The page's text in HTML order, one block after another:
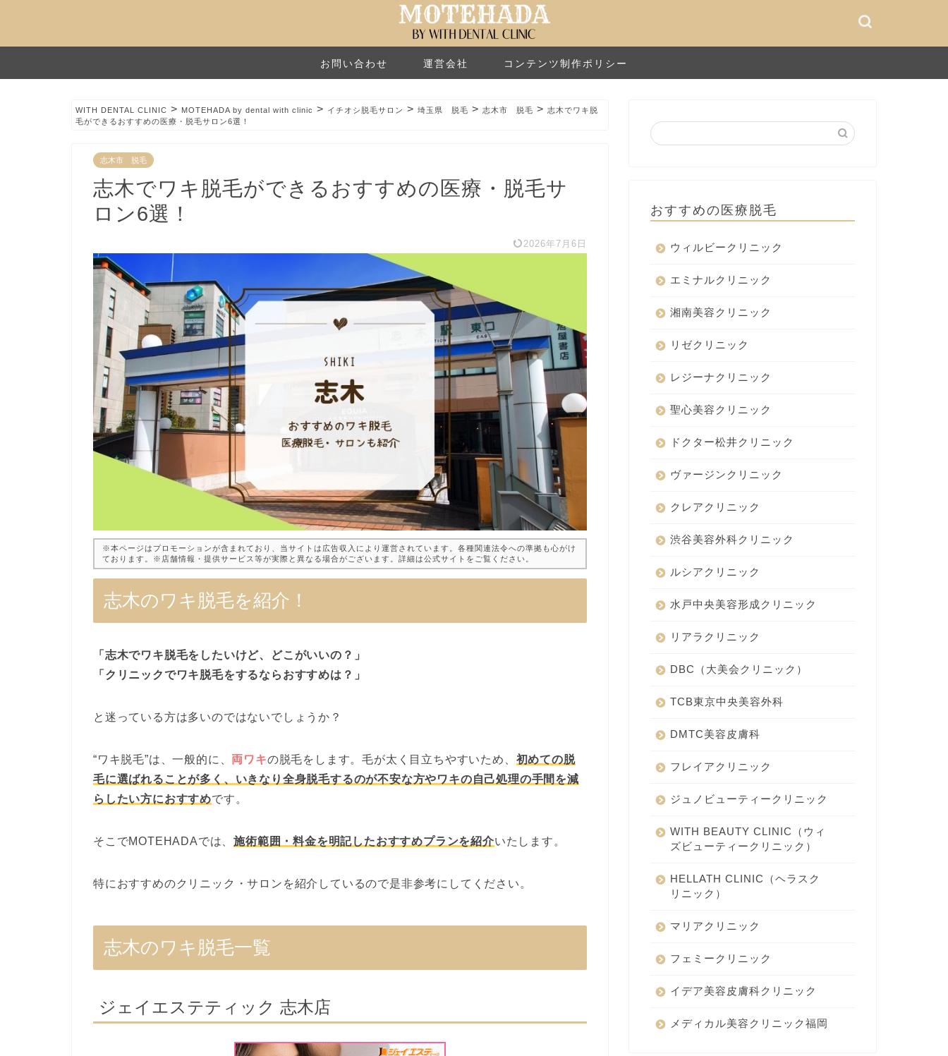
お問い合わせ 運営会社 コンテンツ制作ポリシー
WITH DENTAL CLINIC > MOTEHADA by dental with clinic > イチオシ脱毛サロン > 埼玉県 脱毛 > 志木市 脱毛 > 志木でワキ脱
毛ができるおすすめの医療・脱毛サロン6選！
志木市 脱毛
志木でワキ脱毛ができるおすすめの医療・脱毛サ
ロン6選！
2026年7月6日
※本ページはプロモーションが含まれており、当サイトは広告収入により運営されています。各種関連法令への準拠も心がけ
ております。※店舗情報・提供サービス等が実際と異なる場合がございます。詳細は公式サイトをご覧ください。
志木のワキ脱毛を紹介！
「志木でワキ脱毛をしたいけど、どこがいいの？」
「クリニックでワキ脱毛をするならおすすめは？」
と迷っている方は多いのではないでしょうか？
“ワキ脱毛”は、一般的に、 両ワキの脱毛をします。毛が太く目立ちやすいため、 初めての脱
毛に選ばれることが多く、いきなり全身脱毛するのが不安な方やワキの自己処理の手間を減
らしたい方におすすめです。
そこでMOTEHADAでは、施術範囲・料金を明記したおすすめプランを紹介いたします。
特におすすめのクリニック・サロンを紹介しているので是非参考にしてください。
志木のワキ脱毛一覧
ジェイエステティック 志木店
おすすめの医療脱毛
ウィルビークリニック
エミナルクリニック
湘南美容クリニック
リゼクリニック
レジーナクリニック
聖心美容クリニック
ドクター松井クリニック
ヴァージンクリニック
クレアクリニック
渋谷美容外科クリニック
ルシアクリニック
水戸中央美容形成クリニック
リアラクリニック
DBC（大美会クリニック）
TCB東京中央美容外科
DMTC美容皮膚科
フレイアクリニック
ジュノビューティークリニック
WITH BEAUTY CLINIC（ウィ
ズビューティークリニック）
HELLATH CLINIC（ヘラスク
リニック）
マリアクリニック
フェミークリニック
イデア美容皮膚科クリニック
メディカル美容クリニック福岡